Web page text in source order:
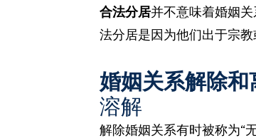
合法分居并不意味着婚姻
法分居是因为他们出于宗
婚姻关系解除和
溶解
解除婚姻关系有时被称为“